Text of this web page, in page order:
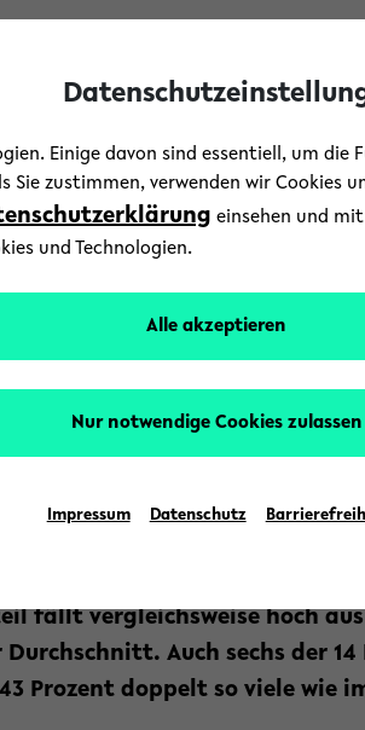
Kultur/News/Uni-Leben
Universität
Text: Universität Bielefeld
Hochschulen in NRWbelegt sie
fällt vergleichsweise hoch
Auch sechs der
Prozent doppelt so viele wie
Einige davon sind essentiell, um
Sie zustimmen, verwenden wir
einsehen und
und Technologien.
Alle akzeptieren
Nur notwendige Cookies zulassen
Impressum Datenschutz